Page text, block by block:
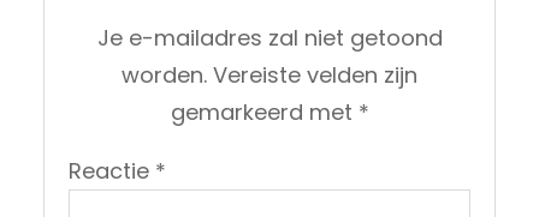
Je e-mailadres zal niet getoond
worden. Vereiste velden zijn
gemarkeerd met *
Reactie *